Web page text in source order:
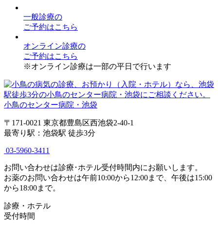
一般診療の
ご予約はこちら
オンライン診療の
ご予約はこちら
※オンライン診療は一部の平日で行います
小鳥のセンター病院・池袋
〒171-0021 東京都豊島区西池袋2-40-1
最寄り駅：池袋駅 徒歩3分
03-5960-3411
お問い合わせは診療･ホテル受付時間内にお願いします。
お薬のお問い合わせは午前10:00から12:00まで、午後は15:00
から18:00まで。
診療・ホテル
受付時間